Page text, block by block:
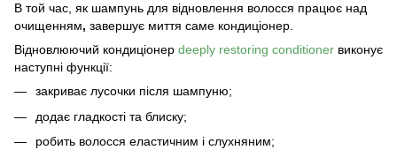
В той час, як шампунь для відновлення волосся працює над
очищенням, завершує миття саме кондиціонер.
Відновлюючий кондиціонер deeply restoring conditioner виконує
наступні функції:
закриває лусочки після шампуню;
додає гладкості та блиску;
робить волосся еластичним і слухняним;